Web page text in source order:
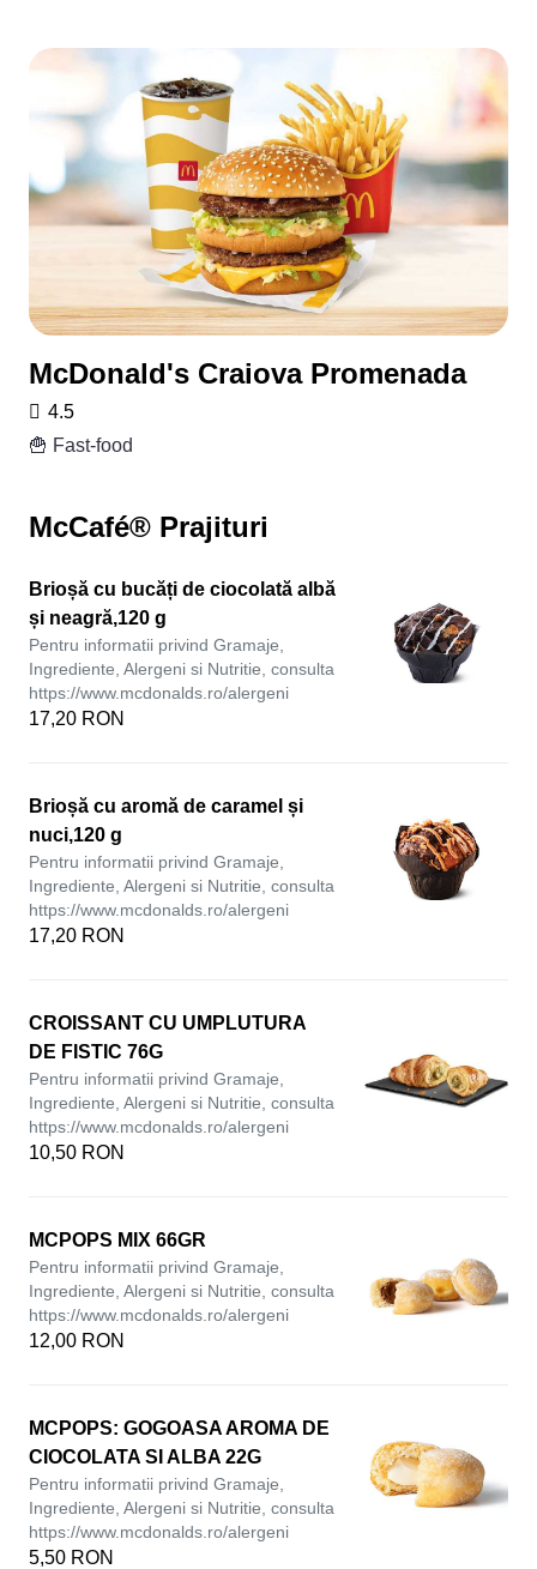
McDonald's Craiova Promenada
4.5
🍟 Fast-food
McCafé® Prajituri
Brioșă cu bucăți de ciocolată albă
și neagră,120 g
Pentru informatii privind Gramaje,
Ingrediente, Alergeni si Nutritie, consulta
https://www.mcdonalds.ro/alergeni
17,20 RON
Brioșă cu aromă de caramel și
nuci,120 g
Pentru informatii privind Gramaje,
Ingrediente, Alergeni si Nutritie, consulta
https://www.mcdonalds.ro/alergeni
17,20 RON
CROISSANT CU UMPLUTURA
DE FISTIC 76G
Pentru informatii privind Gramaje,
Ingrediente, Alergeni si Nutritie, consulta
https://www.mcdonalds.ro/alergeni
10,50 RON
MCPOPS MIX 66GR
Pentru informatii privind Gramaje,
Ingrediente, Alergeni si Nutritie, consulta
https://www.mcdonalds.ro/alergeni
12,00 RON
MCPOPS: GOGOASA AROMA DE
CIOCOLATA SI ALBA 22G
Pentru informatii privind Gramaje,
Ingrediente, Alergeni si Nutritie, consulta
https://www.mcdonalds.ro/alergeni
5,50 RON